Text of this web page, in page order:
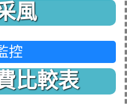
風
控
比較表